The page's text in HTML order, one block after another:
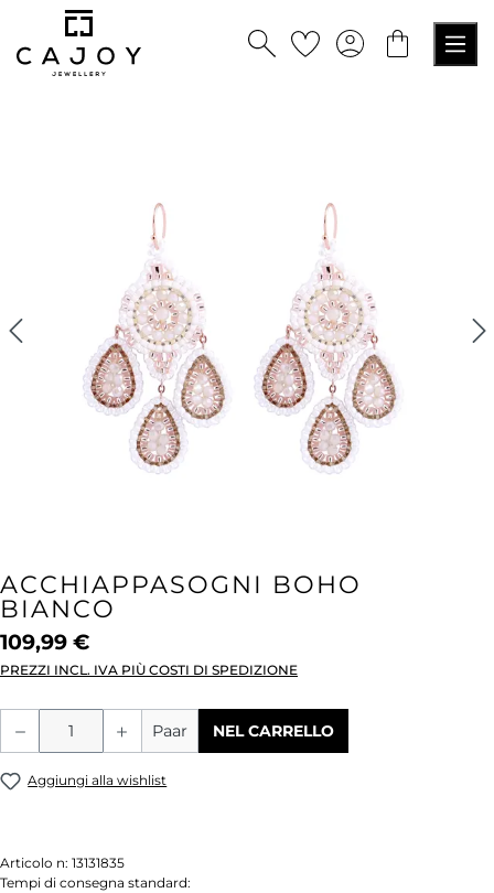
principale
ACCHIAPPASOGNI BOHO
BIANCO
109,99 €
PREZZI INCL. IVA PIÙ COSTI DI SPEDIZIONE
Quantità del prodotto: inserisci la
Paar NEL CARRELLO
Aggiungi alla wishlist
Articolo n: 13131835
Tempi di consegna standard: